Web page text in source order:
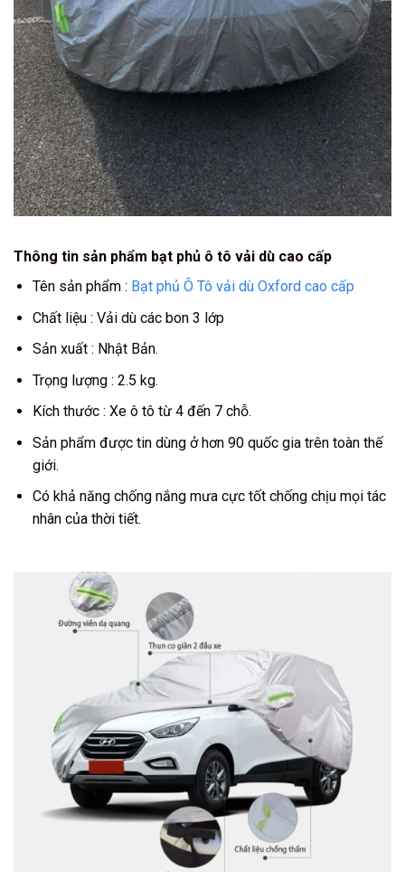
Thông tin sản phẩm bạt phủ ô tô vải dù cao cấp
Tên sản phẩm : Bạt phủ Ô Tô vải dù Oxford cao cấp
Chất liệu : Vải dù các bon 3 lớp
Sản xuất : Nhật Bản.
Trọng lượng : 2.5 kg.
Kích thước : Xe ô tô từ 4 đến 7 chỗ.
Sản phẩm được tin dùng ở hơn 90 quốc gia trên toàn thế
giới.
Có khả năng chống nắng mưa cực tốt chống chịu mọi tác
nhân của thời tiết.